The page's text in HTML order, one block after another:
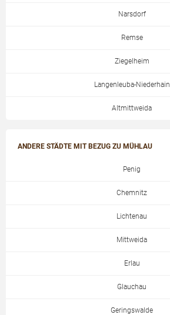
Narsdorf
Remse
Ziegelheim
Langenleuba-Niederhain
Altmittweida
ANDERE STÄDTE MIT BEZUG ZU MÜHLAU
Penig
Chemnitz
Lichtenau
Mittweida
Erlau
Glauchau
Geringswalde